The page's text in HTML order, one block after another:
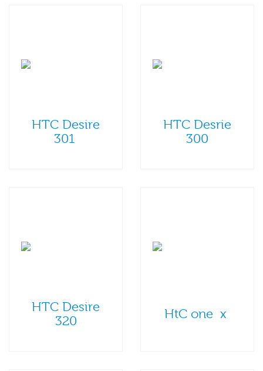
HTC Desire
301
HTC Desrie
300
HTC Desire
320
HtC one x